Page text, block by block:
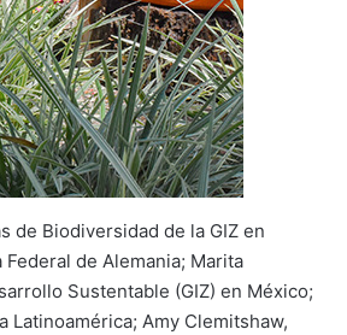
de Biodiversidad de la GIZ en
de Alemania; Marita
Sustentable (GIZ) en México;
Latinoamérica; Amy Clemitshaw,